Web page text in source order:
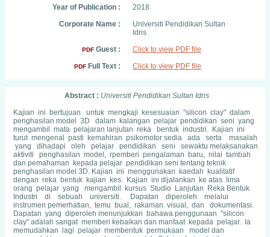
Year of Publication :
2018
Corporate Name :
Universiti Pendidikan Sultan
Idris
PDF Guest : Click to view PDF file
PDF Full Text : Click to view PDF file
Abstract : Universiti Pendidikan Sultan Idris
Kajian ini bertujuan untuk mengkaji kesesuaian "silicon clay" dalam
penghasilan model 3D dalam kalangan pelajar pendidikan seni yang
mengambil mata pelajaran lanjutan reka bentuk industri. Kajian ini
turut mengenal pasti kemahiran psikomotor sedia ada serta masalah
yang dihadapi oleh pelajar pendidikan seni sewaktu melaksanakan
aktiviti penghasilan model, rpemberi pengalaman baru, nilai tambah
dan pemahaman kepada pelajar pendidikan seni tentang teknik
penghasilan model 3D. Kajian ini menggunakan kaedah kualitatif
dengan reka bentuk kajian kes. Kajian ini dijalankan ke atas lima
orang pelajar yang mengambil kursus Studio Lanjutan Reka Bentuk
Industri di sebuah universiti. Dapatan diperoleh melalui
instrumen pemerhatian, temu bual, rakaman visual, dan dokumentasi.
Dapatan yang diperoleh menunjukkan bahawa penggunaan "silicon
clay" adalah sangat memberi kebaikan dan manfaat kepada pelajar. Ia
memudahkan lagi pelajar membentuk permukaan model dan